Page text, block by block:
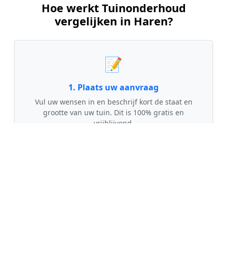
Hoe werkt Tuinonderhoud
vergelijken in Haren?
📝
1. Plaats uw aanvraag
Vul uw wensen in en beschrijf kort de staat en
grootte van uw tuin. Dit is 100% gratis en
vrijblijvend.